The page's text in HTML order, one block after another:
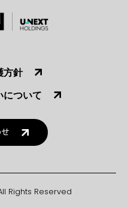
方針
について
Rights Reserved